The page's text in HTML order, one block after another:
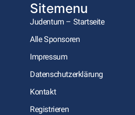
Sitemenu
Judentum – Startseite
Alle Sponsoren
Impressum
Datenschutzerklärung
Kontakt
Registrieren